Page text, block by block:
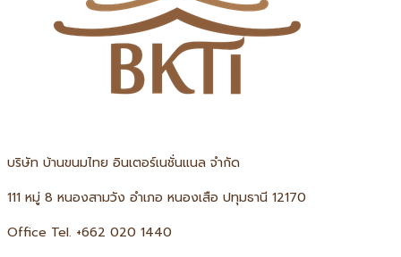
บริษัท บ้านขนมไทย อินเตอร์เนชั่นแนล จำกัด
111 หมู่ 8 หนองสามวัง อำเภอ หนองเสือ ปทุมธานี 12170
Office Tel. +662 020 1440